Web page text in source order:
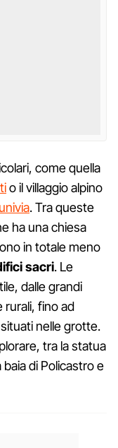
come quella
o il villaggio alpino
. Tra queste
ha una chiesa
in totale meno
sacri. Le
dalle grandi
rurali, fino ad
nelle grotte.
tra la statua
baia di Policastro e